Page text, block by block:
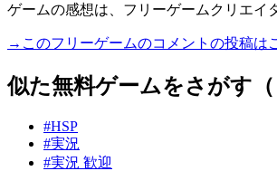
ゲームの感想は、フリーゲームクリエイ
→このフリーゲームのコメントの投稿は
似た無料ゲームをさがす（
#HSP
#実況
#実況 歓迎